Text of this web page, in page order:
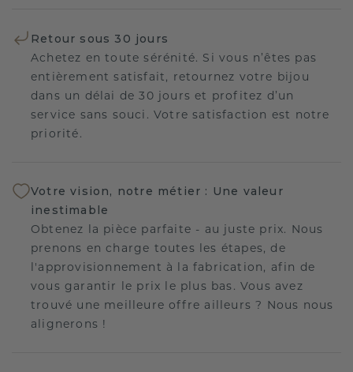
Retour sous 30 jours
Achetez en toute sérénité. Si vous n’êtes pas
entièrement satisfait, retournez votre bijou
dans un délai de 30 jours et profitez d’un
service sans souci. Votre satisfaction est notre
priorité.
Votre vision, notre métier : Une valeur
inestimable
Obtenez la pièce parfaite - au juste prix. Nous
prenons en charge toutes les étapes, de
l'approvisionnement à la fabrication, afin de
vous garantir le prix le plus bas. Vous avez
trouvé une meilleure offre ailleurs ? Nous nous
alignerons !